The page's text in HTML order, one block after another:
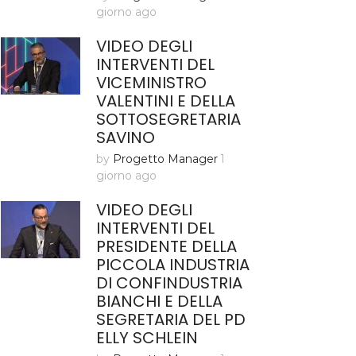
giorno ago
VIDEO DEGLI
INTERVENTI DEL
VICEMINISTRO
VALENTINI E DELLA
SOTTOSEGRETARIA
SAVINO
by Progetto Manager 1
giorno ago
VIDEO DEGLI
INTERVENTI DEL
PRESIDENTE DELLA
PICCOLA INDUSTRIA
DI CONFINDUSTRIA
BIANCHI E DELLA
SEGRETARIA DEL PD
ELLY SCHLEIN